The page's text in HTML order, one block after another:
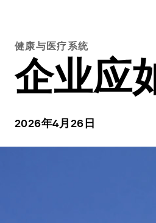
健康与医疗系统
企业应
2026年4月26日